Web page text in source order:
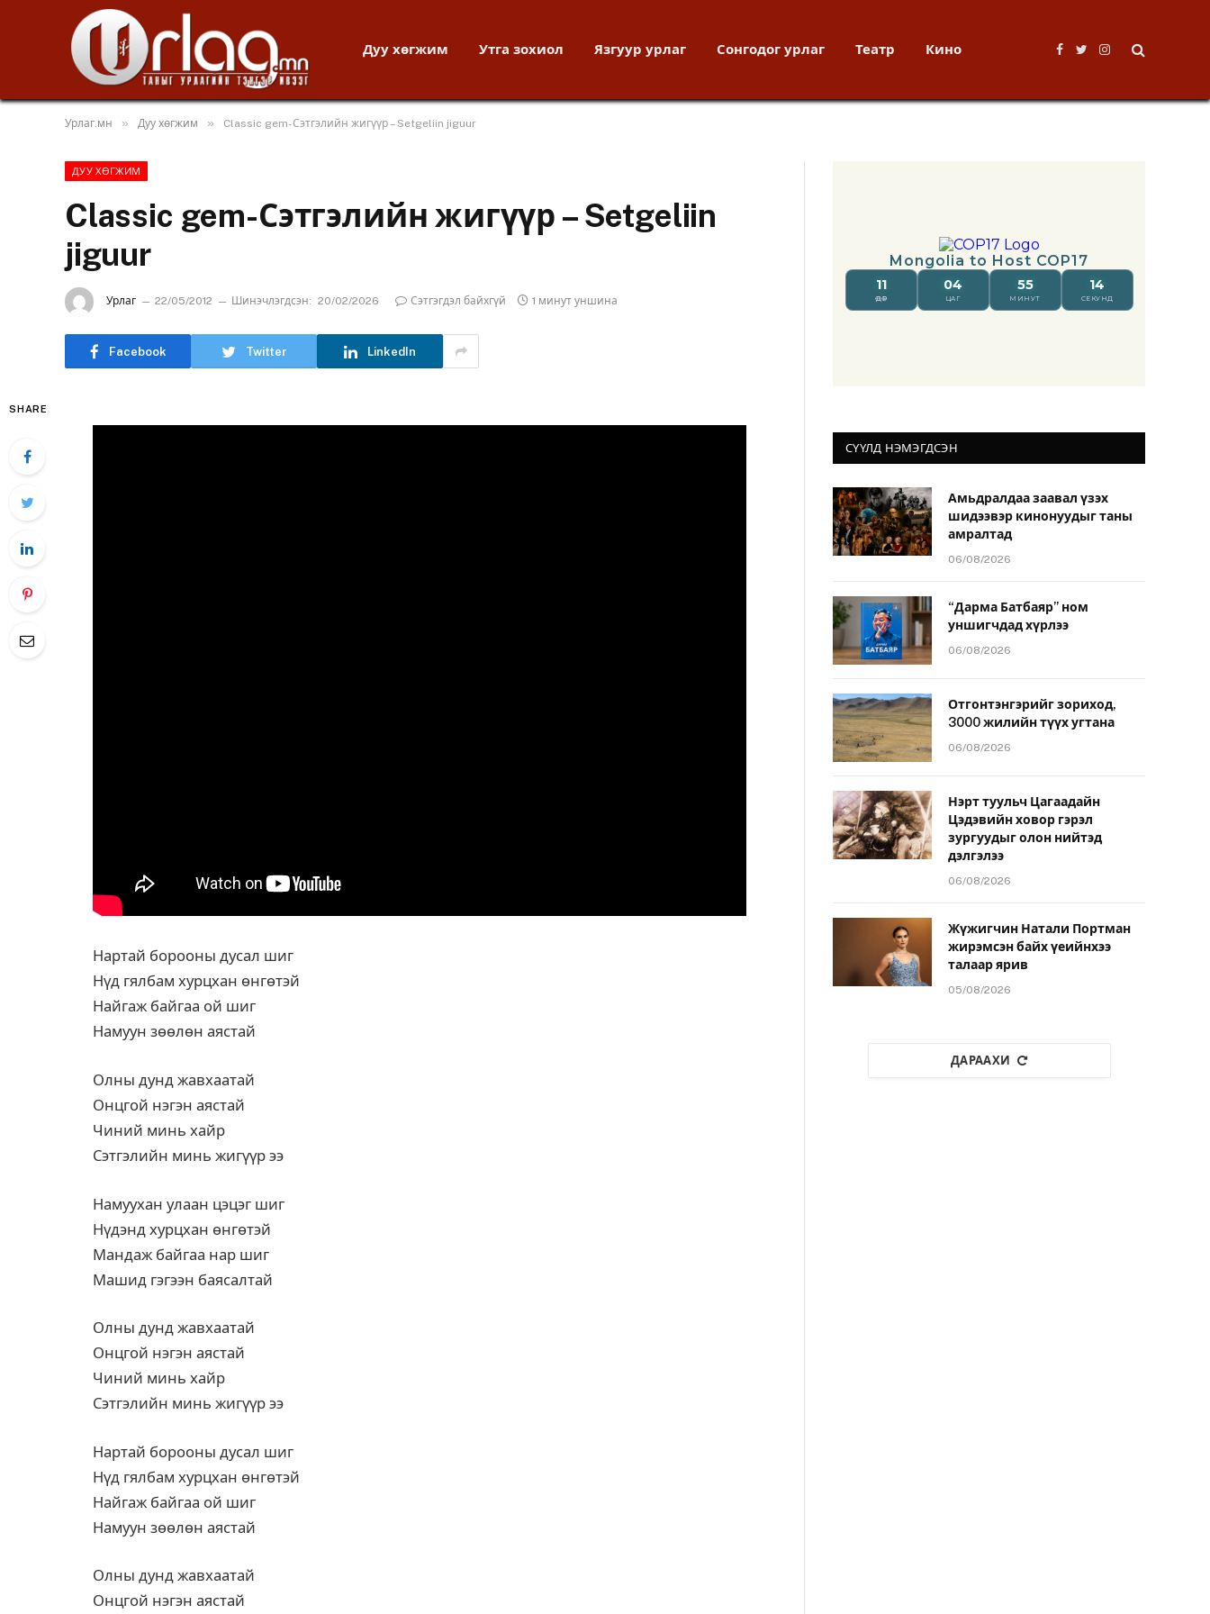
Дуу хөгжим Утга зохиол Язгуур урлаг Сонгодог урлаг Театр Кино
Facebook
TwitterInstagram
Урлаг.мн » Дуу хөгжим » Classic gem-Сэтгэлийн жигүүр – Setgeliin jiguur
ДУУ ХӨГЖИМ
Classic gem-Сэтгэлийн жигүүр – Setgeliin
jiguur
Урлаг 22/05/2012 Шинэчлэгдсэн: 20/02/2026 Сэтгэгдэл байхгүй 1 минут уншина
Facebook Twitter LinkedIn
SHARE
Нартай борооны дусал шиг
Нүд гялбам хурцхан өнгөтэй
Найгаж байгаа ой шиг
Намуун зөөлөн аястай
Олны дунд жавхаатай
Онцгой нэгэн аястай
Чиний минь хайр
Сэтгэлийн минь жигүүр ээ
Намуухан улаан цэцэг шиг
Нүдэнд хурцхан өнгөтэй
Мандаж байгаа нар шиг
Машид гэгээн баясалтай
Олны дунд жавхаатай
Онцгой нэгэн аястай
Чиний минь хайр
Сэтгэлийн минь жигүүр ээ
Нартай борооны дусал шиг
Нүд гялбам хурцхан өнгөтэй
Найгаж байгаа ой шиг
Намуун зөөлөн аястай
Олны дунд жавхаатай
Онцгой нэгэн аястай
СҮҮЛД НЭМЭГДСЭН
Амьдралдаа заавал үзэх
шидээвэр кинонуудыг таны
амралтад
06/08/2026
“Дарма Батбаяр” ном
уншигчдад хүрлээ
06/08/2026
Отгонтэнгэрийг зориход,
3000 жилийн түүх угтана
06/08/2026
Нэрт туульч Цагаадайн
Цэдэвийн ховор гэрэл
зургуудыг олон нийтэд
дэлгэлээ
06/08/2026
Жүжигчин Натали Портман
жирэмсэн байх үеийнхээ
талаар ярив
05/08/2026
ДАРААХИ